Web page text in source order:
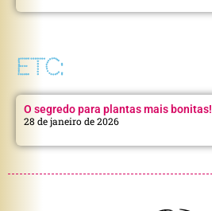
ETC:
O segredo para plantas mais bonitas!
28 de janeiro de 2026